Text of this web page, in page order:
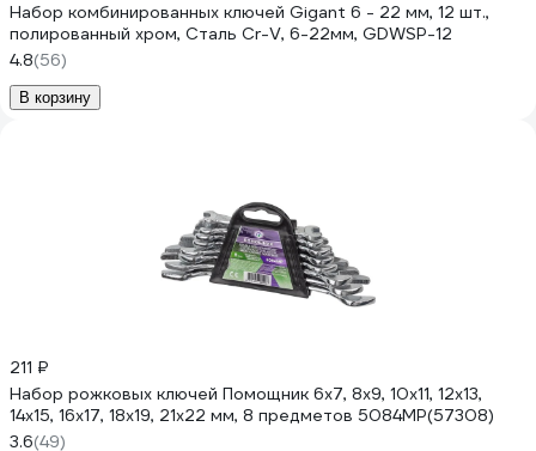
Набор комбинированных ключей Gigant 6 - 22 мм, 12 шт.,
полированный хром, Сталь Cr-V, 6-22мм, GDWSP-12
4.8(56)
В корзину
211 ₽
Набор рожковых ключей Помощник 6x7, 8x9, 10x11, 12x13,
14x15, 16x17, 18x19, 21x22 мм, 8 предметов 5084MP(57308)
3.6(49)